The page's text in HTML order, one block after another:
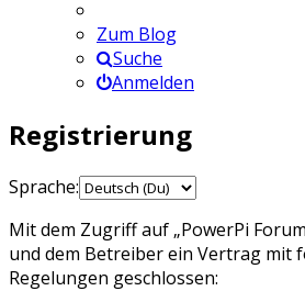
Zum Blog
Suche
Anmelden
Registrierung
Sprache:
Mit dem Zugriff auf „PowerPi
und dem Betreiber ein Vertrag mit
Regelungen geschlossen: